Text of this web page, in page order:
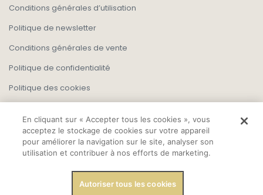
Conditions générales d’utilisation
Politique de newsletter
Conditions générales de vente
Politique de confidentialité
Politique des cookies
Copyright, Tout droit réservé 2025
En cliquant sur « Accepter tous les cookies », vous
acceptez le stockage de cookies sur votre appareil
pour améliorer la navigation sur le site, analyser son
utilisation et contribuer à nos efforts de marketing.
Autoriser tous les cookies